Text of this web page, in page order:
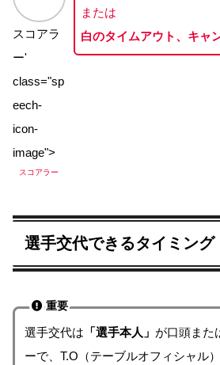
スコアラ
ー'
class="sp
eech-
icon-
image">
スコアラー
または
白のタイムアウト、キャ
選手交代できるタイミング
重要
選手交代は 「選手本人」 が口頭また
ーで、T.O（テーブルオフィシャル